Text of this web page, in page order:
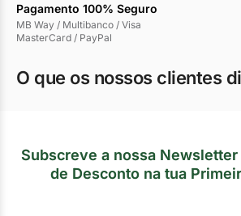
Pagamento 100% Seguro
MB Way / Multibanco / Visa
MasterCard / PayPal
O que os nossos clientes
Subscreve a nossa Newsletter
de Desconto na tua